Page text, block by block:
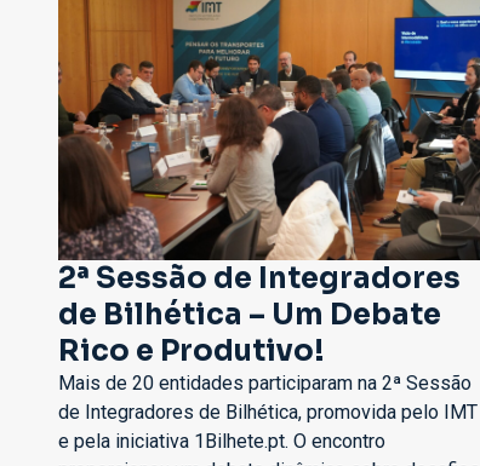
2ª Sessão de Integradores
de Bilhética – Um Debate
Rico e Produtivo!
Mais de 20 entidades participaram na 2ª Sessão
de Integradores de Bilhética, promovida pelo IMT
e pela iniciativa 1Bilhete.pt. O encontro